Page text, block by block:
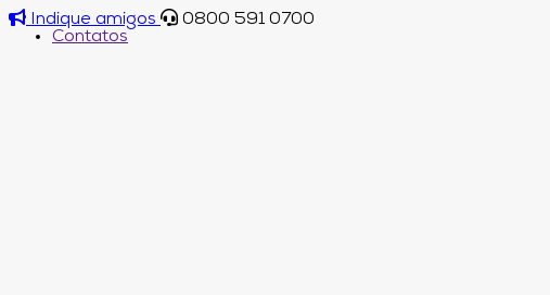
Indique amigos
0800 591 0700
Contatos